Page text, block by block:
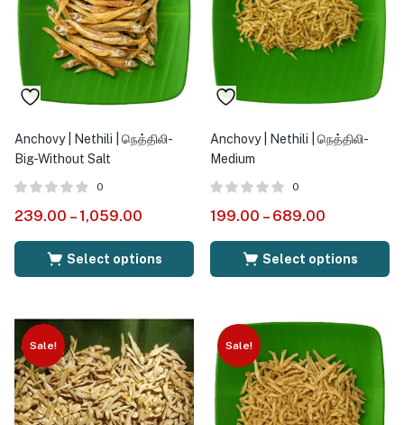
Anchovy | Nethili | நெத்திலி-
Big-Without Salt
0
239.00 – 1,059.00
Select options
Anchovy | Nethili | நெத்திலி-
Medium
0
199.00 – 689.00
Select options
Sale! Sale!